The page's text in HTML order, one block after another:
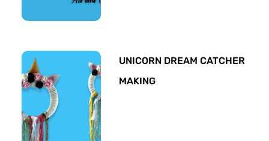
UNICORN DREAM CATCHER
MAKING